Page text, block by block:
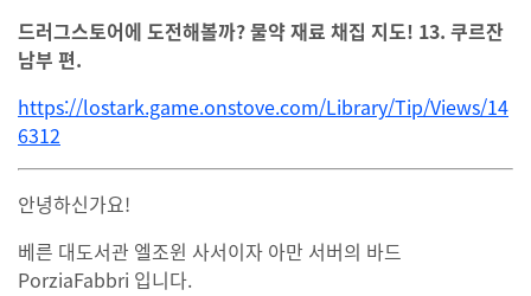
드러그스토어에 도전해볼까? 물약 재료 채집 지도! 13. 쿠르잔
남부 편.
https://lostark.game.onstove.com/Library/Tip/Views/14
6312
안녕하신가요!
베른 대도서관 엘조윈 사서이자 아만 서버의 바드
PorziaFabbri 입니다.